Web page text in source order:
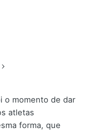
o momento de dar
atletas
forma, que